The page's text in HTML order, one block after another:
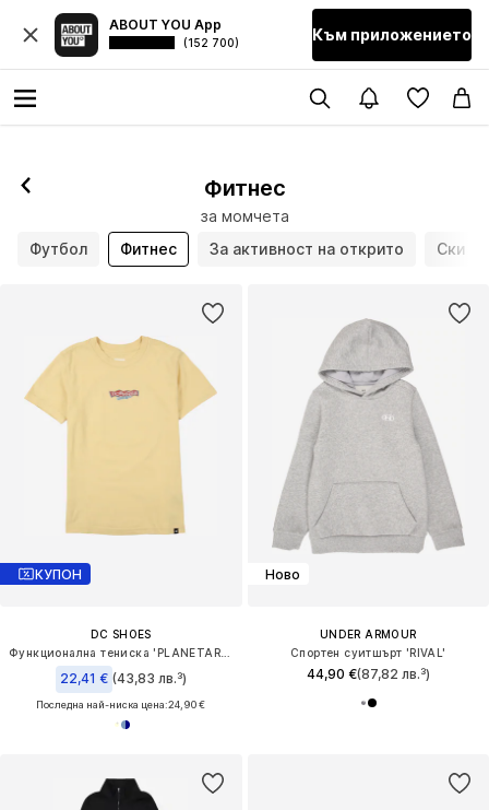
ABOUT YOU App
(152 700) Към приложението
Фитнес
за момчета
Футбол
Фитнес За активност на открито Ски
КУПОН
DC SHOES
22,41 € (43,83 лв.³)
Последна най-ниска цена:24,90 €
Ново
UNDER ARMOUR
Спортен суитшърт 'RIVAL'
44,90 €(87,82 лв.³)